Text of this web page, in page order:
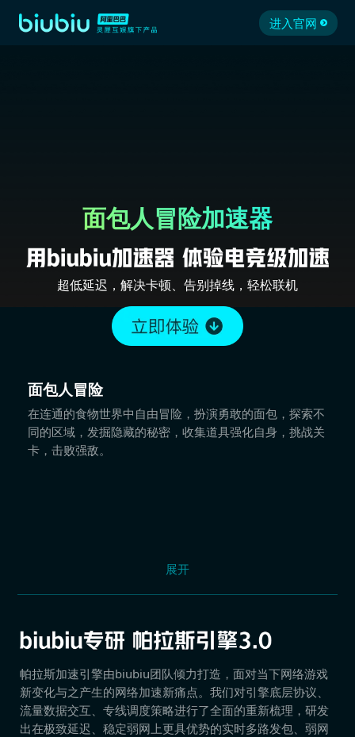
进入官网
面包人冒险加速器
超低延迟，解决卡顿、告别掉线，轻松联机
面包人冒险
在连通的食物世界中自由冒险，扮演勇敢的面包，探索不
同的区域，发掘隐藏的秘密，收集道具强化自身，挑战关
卡，击败强敌。
展开
帕拉斯加速引擎由biubiu团队倾力打造，面对当下网络游戏
新变化与之产生的网络加速新痛点。我们对引擎底层协议、
流量数据交互、专线调度策略进行了全面的重新梳理，研发
出在极致延迟、稳定弱网上更具优势的实时多路发包、弱网